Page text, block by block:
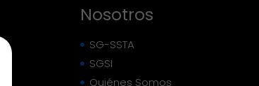
Nosotros
SG-SSTA
SGSI
Quiénes Somos